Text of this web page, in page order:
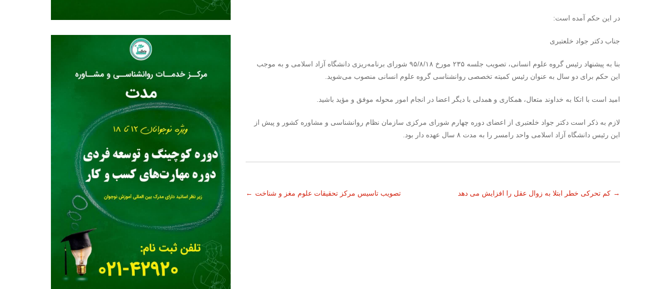
در این حکم آمده است:
جناب دکتر جواد خلعتبری
بنا به پیشنهاد رئیس گروه علوم انسانی، تصویب جلسه ۲۳۵ مورخ ۹۵/۸/۱۸ شورای برنامه‌ریزی دانشگاه آزاد اسلامی و به موجب
این حکم برای دو سال به عنوان رئیس کمیته تخصصی روانشناسی گروه علوم انسانی منصوب می‌شوید.
امید است با اتکا به خداوند متعال، همکاری و همدلی با دیگر اعضا در انجام امور محوله موفق و مؤید باشید.
لازم به ذکر است دکتر جواد خلعتبری از اعضای دوره چهارم شورای مرکزی سازمان نظام روانشناسی و مشاوره کشور و پیش از
این رئیس دانشگاه آزاد اسلامی واحد رامسر را به مدت ۸ سال عهده دار بود.
ناوبری
← تصویب تاسیس مرکز تحقیقات علوم مغز و شناخت کم تحرکی خطر ابتلا به زوال عقل را افزایش می دهد →